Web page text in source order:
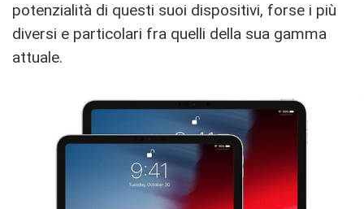
potenzialità di questi suoi dispositivi, forse i più
diversi e particolari fra quelli della sua gamma
attuale.